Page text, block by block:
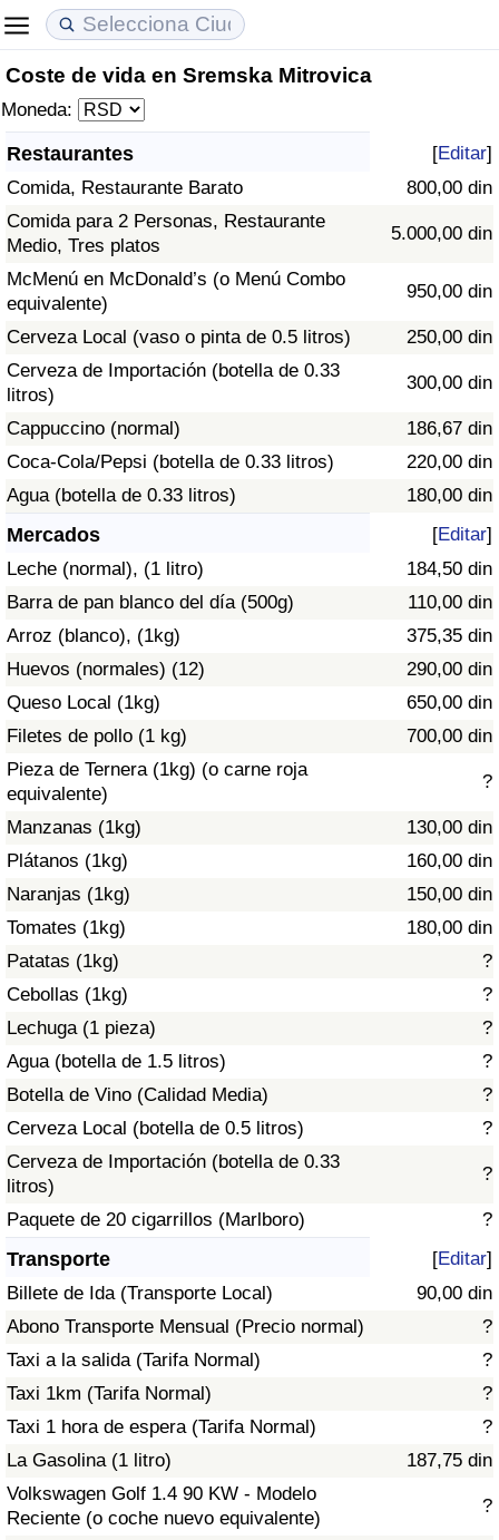
Coste de vida en Sremska Mitrovica
Moneda:
Restaurantes [Editar]
Comida, Restaurante Barato
800,00 din
Comida para 2 Personas, Restaurante
Medio, Tres platos
5.000,00 din
McMenú en McDonald’s (o Menú Combo
equivalente)
950,00 din
Cerveza Local (vaso o pinta de 0.5 litros)
250,00 din
Cerveza de Importación (botella de 0.33
litros)
300,00 din
Cappuccino (normal)
186,67 din
Coca-Cola/Pepsi (botella de 0.33 litros)
220,00 din
Agua (botella de 0.33 litros)
180,00 din
Mercados [Editar]
Leche (normal), (1 litro)
184,50 din
Barra de pan blanco del día (500g)
110,00 din
Arroz (blanco), (1kg)
375,35 din
Huevos (normales) (12)
290,00 din
Queso Local (1kg)
650,00 din
Filetes de pollo (1 kg)
700,00 din
Pieza de Ternera (1kg) (o carne roja
equivalente)
?
Manzanas (1kg)
130,00 din
Plátanos (1kg)
160,00 din
Naranjas (1kg)
150,00 din
Tomates (1kg)
180,00 din
Patatas (1kg)
?
Cebollas (1kg)
?
Lechuga (1 pieza)
?
Agua (botella de 1.5 litros)
?
Botella de Vino (Calidad Media)
?
Cerveza Local (botella de 0.5 litros)
?
Cerveza de Importación (botella de 0.33
litros)
?
Paquete de 20 cigarrillos (Marlboro) ?
Transporte [Editar]
Billete de Ida (Transporte Local)
90,00 din
Abono Transporte Mensual (Precio normal)
?
Taxi a la salida (Tarifa Normal)
?
Taxi 1km (Tarifa Normal)
?
Taxi 1 hora de espera (Tarifa Normal)
?
La Gasolina (1 litro)
187,75 din
Volkswagen Golf 1.4 90 KW - Modelo
Reciente (o coche nuevo equivalente)
?
Coste de vida
Índice de Costo de Vida
Índice de costo de vida por país
en aqaba
Precios de las propiedades
Índice de Precios de Inmuebles
Índice de Precios de Inmuebles por País
Calidad de Vida
Índice de Calidad de Vida (Actual)
Índice de calidad de vida por país
Delincuencia
Calificación del Índice de Criminalidad
(Actual)
Índice de Criminalidad
Índice de criminalidad por país
Sanidad
Índice de Sanidad
Índice de Sanidad por País
Contaminación
Índice de Contaminación (Actual)
Índice de contaminación
Índice de Contaminación por País
Tráfico
Índice de Tráfico
Índice de Tráfico (Actual)
Índice de Tráfico por País